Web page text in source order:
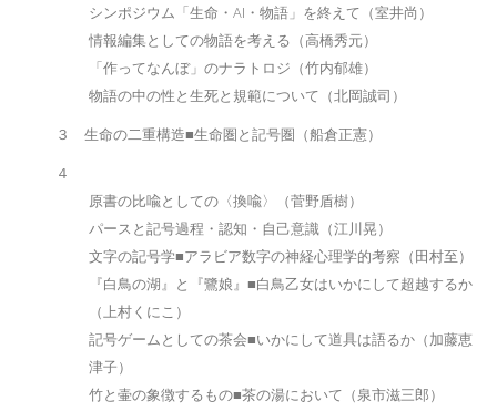
シンポジウム「生命・AI・物語」を終えて（室井尚）
情報編集としての物語を考える（高橋秀元）
「作ってなんぼ」のナラトロジ（竹内郁雄）
物語の中の性と生死と規範について（北岡誠司）
３ 生命の二重構造■生命圏と記号圏（船倉正憲）
４
原書の比喩としての〈換喩〉（菅野盾樹）
パースと記号過程・認知・自己意識（江川晃）
文字の記号学■アラビア数字の神経心理学的考察（田村至）
『白鳥の湖』と『鷺娘』■白鳥乙女はいかにして超越するか
（上村くにこ）
記号ゲームとしての茶会■いかにして道具は語るか（加藤恵
津子）
竹と壷の象徴するもの■茶の湯において（泉市滋三郎）